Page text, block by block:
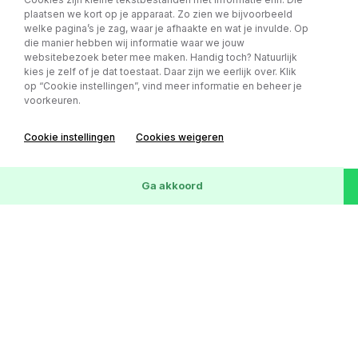
156.218 km 12-09-2016 SUV Marge
plaatsen we kort op je apparaat. Zo zien we bijvoorbeeld
welke pagina’s je zag, waar je afhaakte en wat je invulde. Op
die manier hebben wij informatie waar we jouw
websitebezoek beter mee maken. Handig toch? Natuurlijk
kies je zelf of je dat toestaat. Daar zijn we eerlijk over. Klik
op “Cookie instellingen”, vind meer informatie en beheer je
voorkeuren.
Cookie instellingen Cookies weigeren
Ga akkoord